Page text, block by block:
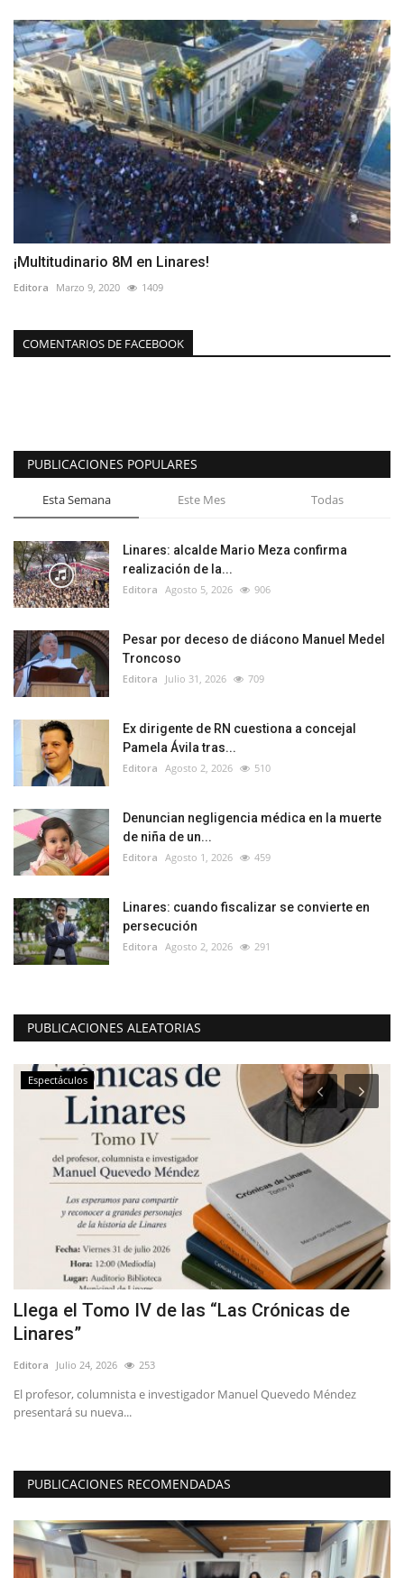
¡Multitudinario 8M en Linares!
Editora Marzo 9, 2020 1409
COMENTARIOS DE FACEBOOK
PUBLICACIONES POPULARES
Esta Semana Este Mes Todas
Linares: alcalde Mario Meza confirma
realización de la...
Editora Agosto 5, 2026 906
Pesar por deceso de diácono Manuel Medel
Troncoso
Editora Julio 31, 2026 709
Ex dirigente de RN cuestiona a concejal
Pamela Ávila tras...
Editora Agosto 2, 2026 510
Denuncian negligencia médica en la muerte
de niña de un...
Editora Agosto 1, 2026 459
Linares: cuando fiscalizar se convierte en
persecución
Editora Agosto 2, 2026 291
PUBLICACIONES ALEATORIAS
Espectáculos
Llega el Tomo IV de las “Las Crónicas de
Linares”
Editora Julio 24, 2026 253
El profesor, columnista e investigador Manuel Quevedo Méndez
presentará su nueva...
PUBLICACIONES RECOMENDADAS